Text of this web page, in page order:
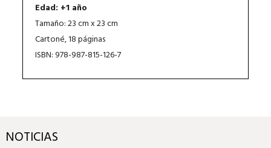
Edad: +1 año
Tamaño: 23 cm x 23 cm
Cartoné, 18 páginas
ISBN: 978-987-815-126-7
NOTICIAS